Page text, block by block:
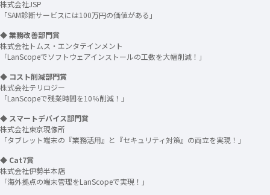
株式会社JSP
「SAM診断サービスには100万円の価値がある」
◆ 業務改善部門賞
株式会社トムス・エンタテインメント
「LanScopeでソフトウェアインストールの工数を大幅削減！」
◆ コスト削減部門賞
株式会社テリロジー
「LanScopeで残業時間を10％削減！」
◆ スマートデバイス部門賞
株式会社東京現像所
「タブレット端末の『業務活用』と『セキュリティ対策』の両立を実現！」
◆ Cat7賞
株式会社伊勢半本店
「海外拠点の端末管理をLanScopeで実現！」